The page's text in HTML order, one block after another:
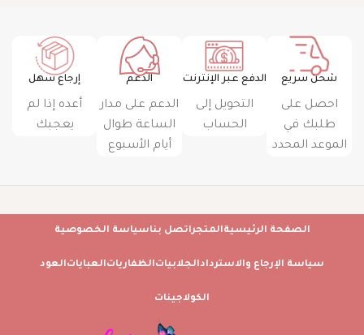
شحن سريع
احصل على
طلبك في
الموعد المحدد
الدفع عبر الإنترنت
التحويل إلى
الحساب
الدعم
الدعم على مدار
الساعة طوال
أيام الأسبوع
إرجاع سهل
أعده إذا لم
يعجبك
الصفحة الرئيسيةالمتجراتصل بناسياسة الخصوصية
سياسة الإرجاع والاستردادالجلابياتالظفارياتالعباياتالعود
الكولاجينات